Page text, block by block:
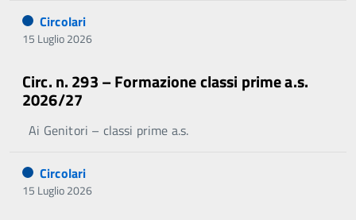
Circolari
15 Luglio 2026
Circ. n. 293 – Formazione classi prime a.s.
2026/27
Ai Genitori – classi prime a.s.
Circolari
15 Luglio 2026